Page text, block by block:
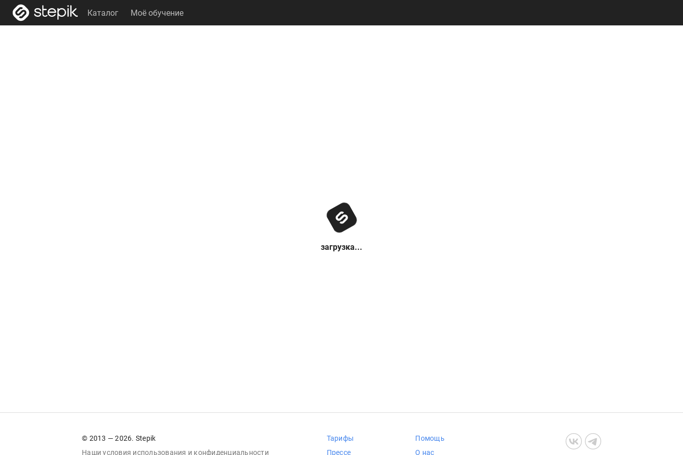
Каталог Моё обучение
загрузка...
© 2013 — 2026. Stepik
Наши условия использования и конфиденциальности
Тарифы
Прессе
Помощь
О нас